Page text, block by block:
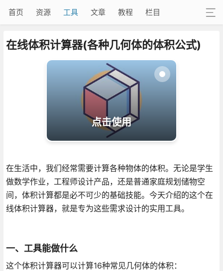
首页 资源 工具 文章 教程 栏目
在线体积计算器(各种几何体的体积公式)
点击使用
在生活中，我们经常需要计算各种物体的体积。无论是学生
做数学作业，工程师设计产品，还是普通家庭规划储物空
间，体积计算都是必不可少的基础技能。今天介绍的这个在
线体积计算器，就是专为这些需求设计的实用工具。
一、工具能做什么
这个体积计算器可以计算16种常见几何体的体积：